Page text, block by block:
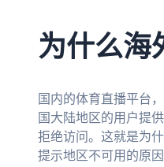
为什么海
国内的体育直播平台
国大陆地区的用户提
拒绝访问。这就是为
提示地区不可用的原